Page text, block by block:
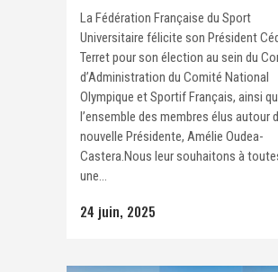
La Fédération Française du Sport
Universitaire félicite son Président
Terret pour son élection au sein du
d’Administration du Comité National
Olympique et Sportif Français, ainsi
l’ensemble des membres élus autour
nouvelle Présidente, Amélie Oudea-
Castera.Nous leur souhaitons à
une...
24 juin, 2025